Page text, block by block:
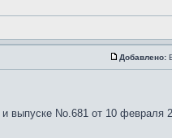
Добавлено:
выпуске No.681 от 10 февраля